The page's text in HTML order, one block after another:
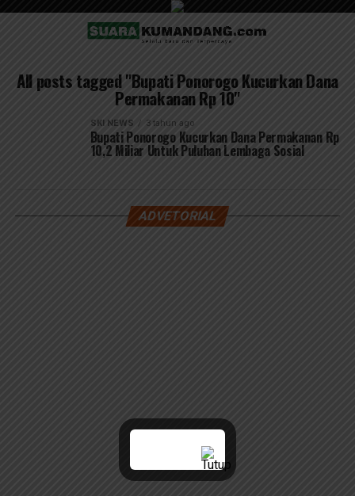
All posts tagged "Bupati Ponorogo Kucurkan Dana
Permakanan Rp 10"
SKI NEWS 3 tahun ago
Bupati Ponorogo Kucurkan Dana Permakanan Rp
10,2 Miliar Untuk Puluhan Lembaga Sosial
ADVETORIAL